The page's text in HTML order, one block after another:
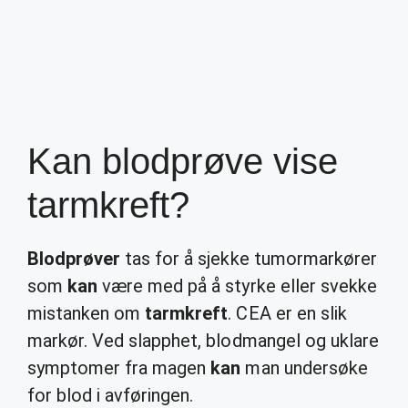
Kan blodprøve vise
tarmkreft?
Blodprøver tas for å sjekke tumormarkører
som kan være med på å styrke eller svekke
mistanken om tarmkreft. CEA er en slik
markør. Ved slapphet, blodmangel og uklare
symptomer fra magen kan man undersøke
for blod i avføringen.